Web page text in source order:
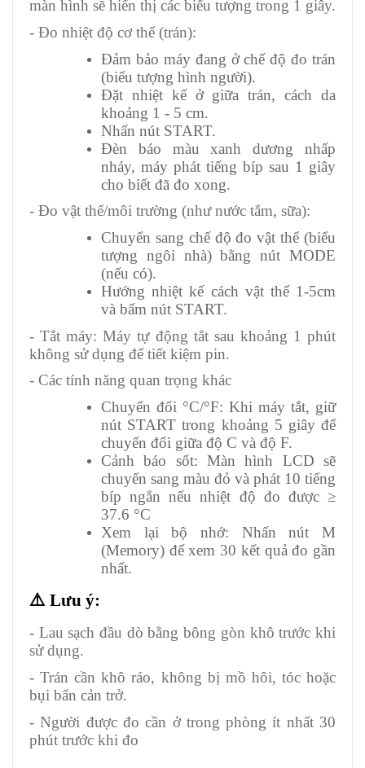
màn hình sẽ hiển thị các biểu tượng trong 1 giây.
- Đo nhiệt độ cơ thể (trán):
Đảm bảo máy đang ở chế độ đo trán
(biểu tượng hình người).
Đặt nhiệt kế ở giữa trán, cách da
khoảng 1 - 5 cm.
Nhấn nút START.
Đèn báo màu xanh dương nhấp
nháy, máy phát tiếng bíp sau 1 giây
cho biết đã đo xong.
- Đo vật thể/môi trường (như nước tắm, sữa):
Chuyển sang chế độ đo vật thể (biểu
tượng ngôi nhà) bằng nút MODE
(nếu có).
Hướng nhiệt kế cách vật thể 1-5cm
và bấm nút START.
- Tắt máy: Máy tự động tắt sau khoảng 1 phút
không sử dụng để tiết kiệm pin.
- Các tính năng quan trọng khác
Chuyển đổi °C/°F: Khi máy tắt, giữ
nút START trong khoảng 5 giây để
chuyển đổi giữa độ C và độ F.
Cảnh báo sốt: Màn hình LCD sẽ
chuyển sang màu đỏ và phát 10 tiếng
bíp ngắn nếu nhiệt độ đo được ≥
37.6 °C
Xem lại bộ nhớ: Nhấn nút M
(Memory) để xem 30 kết quả đo gần
nhất.
⚠ ️ Lưu ý:
- Lau sạch đầu dò bằng bông gòn khô trước khi
sử dụng.
- Trán cần khô ráo, không bị mồ hôi, tóc hoặc
bụi bẩn cản trở.
- Người được đo cần ở trong phòng ít nhất 30
phút trước khi đo